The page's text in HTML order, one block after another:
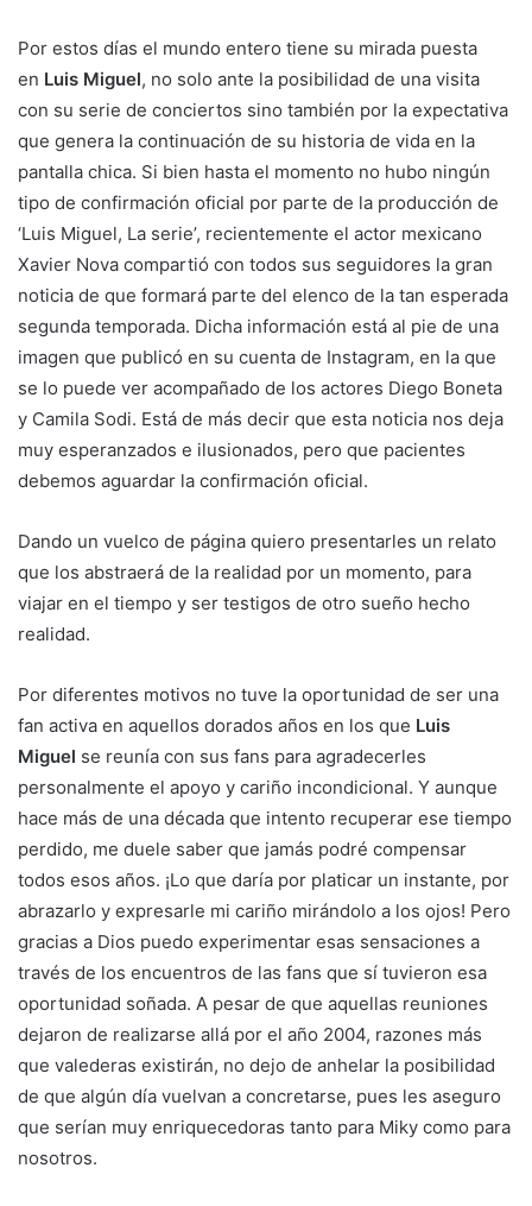
Por estos días el mundo entero tiene su mirada puesta
en Luis Miguel, no solo ante la posibilidad de una visita
con su serie de conciertos sino también por la expectativa
que genera la continuación de su historia de vida en la
pantalla chica. Si bien hasta el momento no hubo ningún
tipo de confirmación oficial por parte de la producción de
‘Luis Miguel, La serie’, recientemente el actor mexicano
Xavier Nova compartió con todos sus seguidores la gran
noticia de que formará parte del elenco de la tan esperada
segunda temporada. Dicha información está al pie de una
imagen que publicó en su cuenta de Instagram, en la que
se lo puede ver acompañado de los actores Diego Boneta
y Camila Sodi. Está de más decir que esta noticia nos deja
muy esperanzados e ilusionados, pero que pacientes
debemos aguardar la confirmación oficial.
Dando un vuelco de página quiero presentarles un relato
que los abstraerá de la realidad por un momento, para
viajar en el tiempo y ser testigos de otro sueño hecho
realidad.
Por diferentes motivos no tuve la oportunidad de ser una
fan activa en aquellos dorados años en los que Luis
Miguel se reunía con sus fans para agradecerles
personalmente el apoyo y cariño incondicional. Y aunque
hace más de una década que intento recuperar ese tiempo
perdido, me duele saber que jamás podré compensar
todos esos años. ¡Lo que daría por platicar un instante, por
abrazarlo y expresarle mi cariño mirándolo a los ojos! Pero
gracias a Dios puedo experimentar esas sensaciones a
través de los encuentros de las fans que sí tuvieron esa
oportunidad soñada. A pesar de que aquellas reuniones
dejaron de realizarse allá por el año 2004, razones más
que valederas existirán, no dejo de anhelar la posibilidad
de que algún día vuelvan a concretarse, pues les aseguro
que serían muy enriquecedoras tanto para Miky como para
nosotros.